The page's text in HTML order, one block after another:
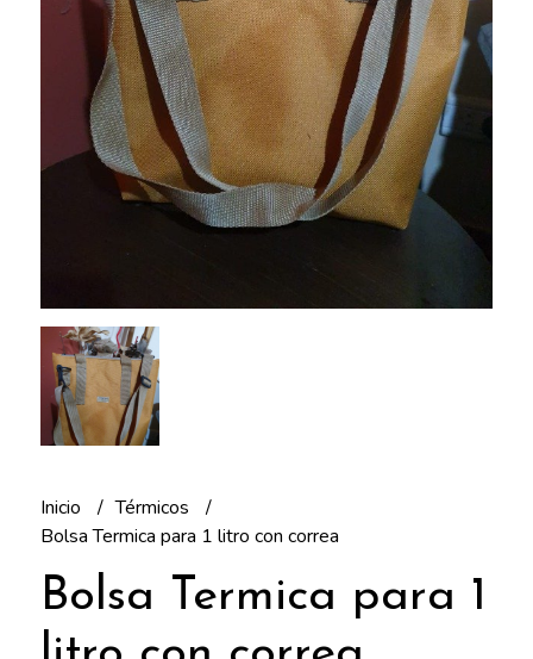
Inicio
Térmicos
Bolsa Termica para 1 litro con correa
Bolsa Termica para 1